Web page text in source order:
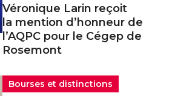
Véronique Larin reçoit
la mention d’honneur de
l’AQPC pour le Cégep de
Rosemont
Bourses et distinctions